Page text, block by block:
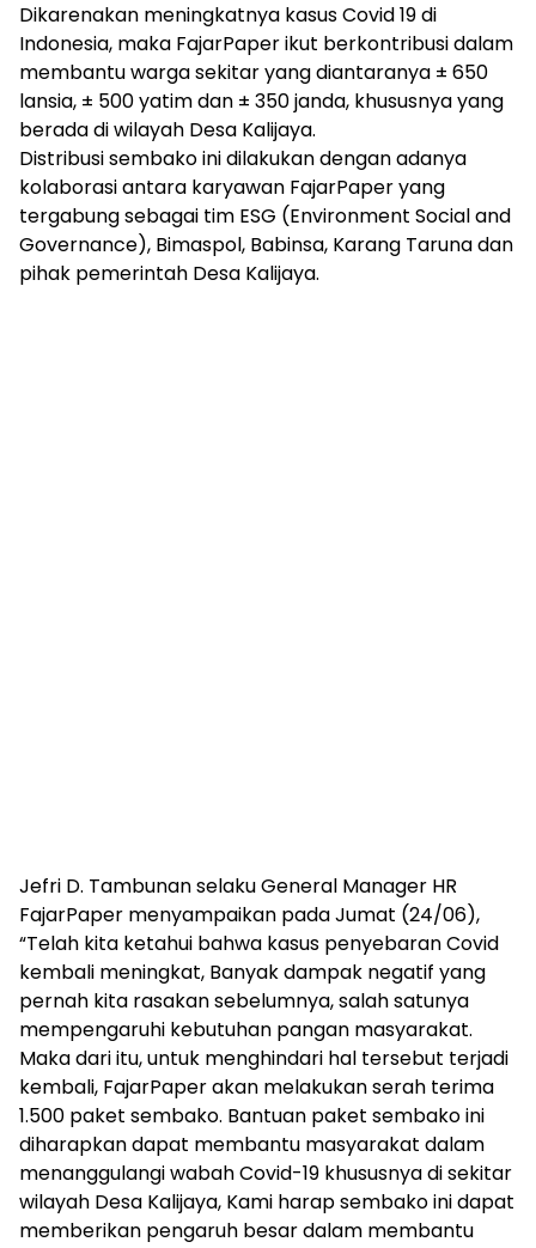
Dikarenakan meningkatnya kasus Covid 19 di
Indonesia, maka FajarPaper ikut berkontribusi dalam
membantu warga sekitar yang diantaranya ± 650
lansia, ± 500 yatim dan ± 350 janda, khususnya yang
berada di wilayah Desa Kalijaya.
Distribusi sembako ini dilakukan dengan adanya
kolaborasi antara karyawan FajarPaper yang
tergabung sebagai tim ESG (Environment Social and
Governance), Bimaspol, Babinsa, Karang Taruna dan
pihak pemerintah Desa Kalijaya.
Jefri D. Tambunan selaku General Manager HR
FajarPaper menyampaikan pada Jumat (24/06),
“Telah kita ketahui bahwa kasus penyebaran Covid
kembali meningkat, Banyak dampak negatif yang
pernah kita rasakan sebelumnya, salah satunya
mempengaruhi kebutuhan pangan masyarakat.
Maka dari itu, untuk menghindari hal tersebut terjadi
kembali, FajarPaper akan melakukan serah terima
1.500 paket sembako. Bantuan paket sembako ini
diharapkan dapat membantu masyarakat dalam
menanggulangi wabah Covid-19 khususnya di sekitar
wilayah Desa Kalijaya, Kami harap sembako ini dapat
memberikan pengaruh besar dalam membantu